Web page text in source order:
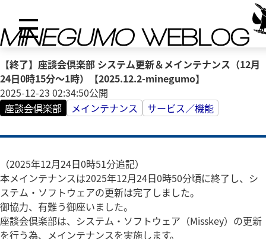
【終了】座談会倶楽部 システム更新＆メインテナンス（12月
24日0時15分～1時）【2025.12.2-minegumo】
2025-12-23 02:34:50公開
座談会倶楽部
メインテナンス サービス／機能
（2025年12月24日0時51分追記）
本メインテナンスは2025年12月24日0時50分頃に終了し、シ
ステム・ソフトウェアの更新は完了しました。
御協力、有難う御座いました。
座談会倶楽部は、システム・ソフトウェア（Misskey）の更新
を行う為、メインテナンスを実施します。